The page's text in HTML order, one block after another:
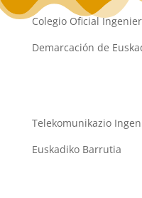
Colegio Oficial
Demarcación de
Telekomunikazio
Euskadiko Barrutia